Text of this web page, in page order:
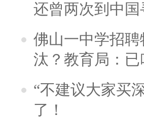
还曾两次到中国
佛山一中学招
汰？教育局：
“不建议大家买
了！